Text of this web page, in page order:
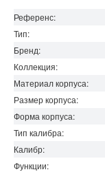
Референс:
Тип:
Бренд:
Коллекция:
Материал корпуса:
Размер корпуса:
Форма корпуса:
Тип калибра:
Калибр:
Функции: